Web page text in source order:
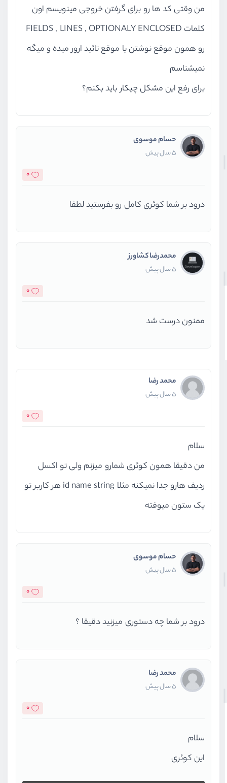
من وقتی کد ها رو برای گرفتن خروجی مینویسم اون
کلمات FIELDS , LINES , OPTIONALY ENCLOSED
رو همون موقع نوشتن یا موقع تائید ارور میده و میگه
نمیشناسم
برای رفع این مشکل چیکار باید بکنم؟
حسام موسوی
5 سال پیش
0
درود بر شما کوئری کامل رو بفرستید لطفا
محمدرضا کشاورز
5 سال پیش
0
ممنون درست شد
محمد رضا
5 سال پیش
0
سلام
من دقیقا همون کوئری شمارو میزنم ولی تو اکسل
ردیف هارو جدا نمیکنه مثلا id name string هر کاربر تو
یک ستون میوفته
حسام موسوی
5 سال پیش
0
درود بر شما چه دستوری میزنید دقیقا ؟
محمد رضا
5 سال پیش
0
سلام
این کوئری